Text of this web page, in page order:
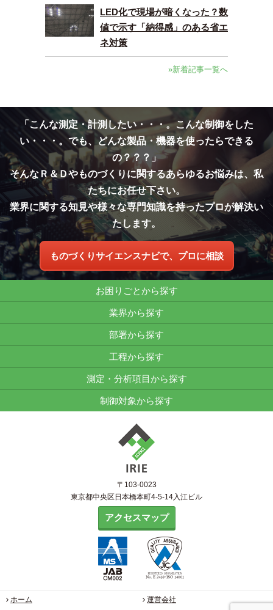
LED化で現場が暗くなった？数
値で示す「納得感」のある省エ
ネ対策
»新着記事一覧へ
「こんな測定・計測したい・・・。こんな制御をした
い・・・。でも、どんな製品・機器を使ったらできる
の？？？」
そんなＲ＆Ｄやものづくりに関するあらゆるお悩みは、私
たちにお任せ下さい。
業界に関する知見や様々な専門知識を持ったプロが解決い
たします。
ものづくりサイエンスナビで、プロに相談
お困りごとから探す
業界から探す
部署から探す
工程から探す
測定・分析項目から探す
制御対象から探す
〒103-0023
東京都中央区日本橋本町4-5-14入江ビル
アクセスマップ
ホーム 運営会社